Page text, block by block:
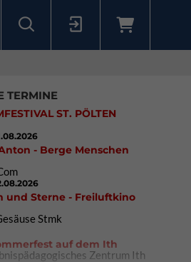
TERMINE
ST. PÖLTEN
- Berge Menschen
und Sterne - Freiluftkino
Stmk
auf dem Ith
Zentrum Ith